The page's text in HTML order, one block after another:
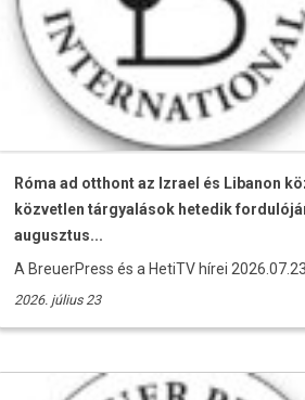
Róma ad otthont az Izrael és Libanon
közvetlen tárgyalások hetedik
augusztus...
A BreuerPress és a HetiTV hírei 2026.07.23.
2026. július 23